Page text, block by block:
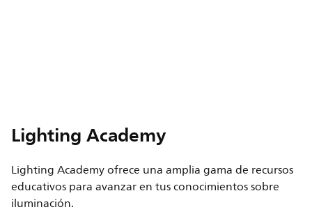
Lighting Academy
Lighting Academy ofrece una amplia gama de recursos
educativos para avanzar en tus conocimientos sobre
iluminación.